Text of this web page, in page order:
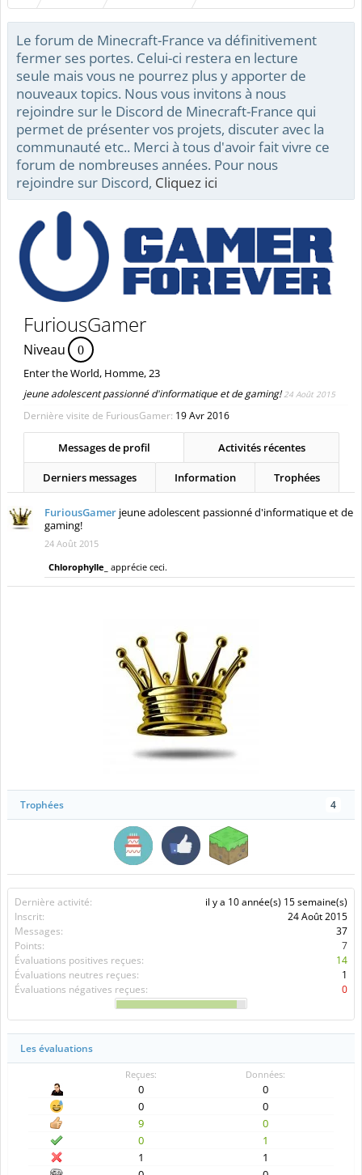
Le forum de Minecraft-France va définitivement
fermer ses portes. Celui-ci restera en lecture
seule mais vous ne pourrez plus y apporter de
nouveaux topics. Nous vous invitons à nous
rejoindre sur le Discord de Minecraft-France qui
permet de présenter vos projets, discuter avec la
communauté etc.. Merci à tous d'avoir fait vivre ce
forum de nombreuses années. Pour nous
rejoindre sur Discord, Cliquez ici
Trophées 4
Dernière activité:
il y a 10 année(s) 15 semaine(s)
Inscrit:
24 Août 2015
Messages:
37
Points:
7
Évaluations positives reçues:
14
Évaluations neutres reçues:
1
Évaluations négatives reçues:
0
Les évaluations
Reçues: Données:
0
0
0
0
9
0
0
1
1
1
FuriousGamer
Niveau 0
Enter the World, Homme, 23
jeune adolescent passionné d'informatique et de gaming!24 Août 2015
Dernière visite de FuriousGamer: 19 Avr 2016
Messages de profil Activités récentes
Derniers messages Information Trophées
FuriousGamer jeune adolescent passionné d'informatique et de
gaming!
24 Août 2015
Chlorophylle_ apprécie ceci.